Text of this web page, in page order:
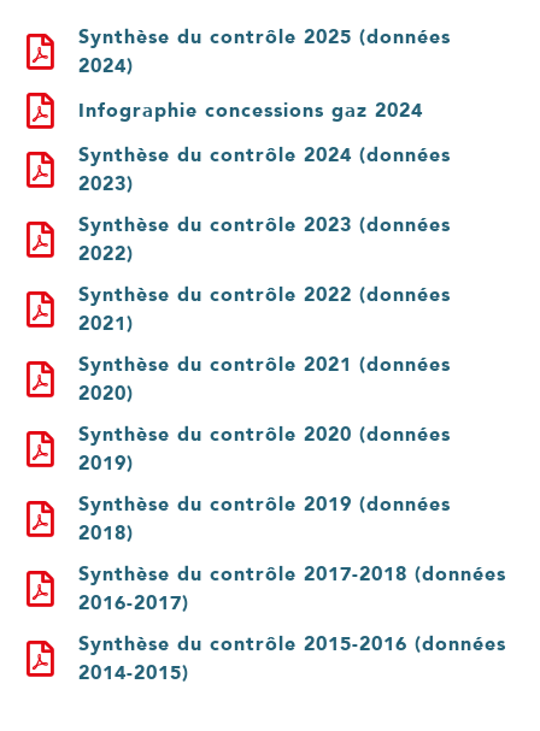
Synthèse du contrôle 2025 (données
2024)
Infographie concessions gaz 2024
Synthèse du contrôle 2024 (données
2023)
Synthèse du contrôle 2023 (données
2022)
Synthèse du contrôle 2022 (données
2021)
Synthèse du contrôle 2021 (données
2020)
Synthèse du contrôle 2020 (données
2019)
Synthèse du contrôle 2019 (données
2018)
Synthèse du contrôle 2017-2018 (données
2016-2017)
Synthèse du contrôle 2015-2016 (données
2014-2015)